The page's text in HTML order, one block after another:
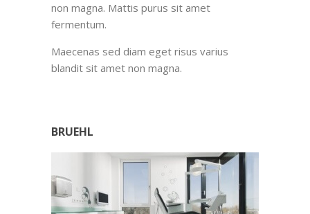
non magna. Mattis purus sit amet
fermentum.
Maecenas sed diam eget risus varius
blandit sit amet non magna.
BRUEHL